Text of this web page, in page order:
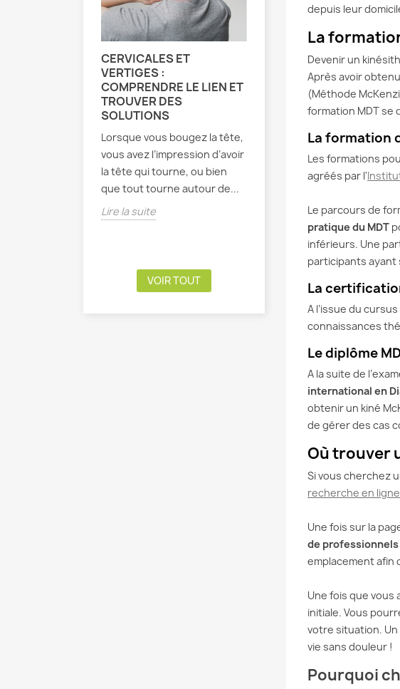
CERVICALES ET
VERTIGES :
COMPRENDRE LE LIEN ET
TROUVER DES
SOLUTIONS
Lorsque vous bougez la tête,
vous avez l’impression d’avoir
la tête qui tourne, ou bien
que tout tourne autour de...
Lire la suite
EXERCICES DE LA
MÉTHODE MCKENZIE :
TOUT CE QU’IL FAUT
SAVOIR
1950, la méthode McKenzie
se distingue par son
approche naturelle,
Lire la suite
VOIR TOUT
depuis leur
La
Devenir un
Après avoir
(Méthode
formation MDT se
La formation
Les formations
agréés par l'
Le parcours de
pratique du MDT
inférieurs. Une
participants ayant
La
A l’issue du
connaissances
Le diplôme
A la suite de
international en
obtenir un kiné
de gérer des cas
Où trouver
Si vous cherchez
recherche en ligne
Une fois sur la
de
emplacement afin
Une fois que vous
initiale. Vous
votre situation.
vie sans douleur !
Pourquoi